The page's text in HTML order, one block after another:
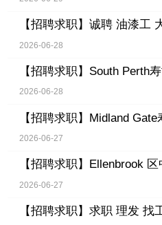
【招聘求职】 诚聘 油漆工
2026-06-28
【招聘求职】 South Perth
2026-06-28
【招聘求职】 Midland Gate
2026-06-27
【招聘求职】 Ellenbrook
2026-06-27
【招聘求职】 求职 理发 找